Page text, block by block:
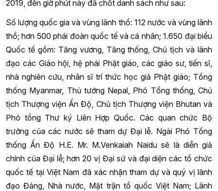
2019, đến giờ phút này đã chốt danh sách như sau:
Số lượng quốc gia và vùng lãnh thổ: 112 nước và vùng lãnh
thổ; hơn 500 phái đoàn quốc tế và cá nhân; 1.650 đại biểu
Quốc tế gồm: Tăng vương, Tăng thống, Chủ tịch và lãnh
đạo các Giáo hội, hệ phái Phật giáo, các giáo sư, tiến sĩ,
nhà nghiên cứu, nhân sĩ trí thức học giả Phật giáo; Tổng
thống Myanmar, Thủ tướng Nepal, Phó Tổng thống, Chủ
tịch Thượng viện Ấn Độ, Chủ tịch Thượng viện Bhutan và
Phó tổng Thư ký Liên Hợp Quốc. Các quan chức Bộ
trưởng của các nước sẽ tham dự Đại lễ. Ngài Phó Tổng
thống Ấn Độ H.E. Mr. M.Venkaiah Naidu sẽ là diễn giả
chính của Đại lễ; hơn 20 vị Đại sứ và đại diện các tổ chức
quốc tế tại Việt Nam đã xác nhận tham dự và quý vị lãnh
đạo Đảng, Nhà nước, Mặt trận tổ quốc Việt Nam; Lãnh